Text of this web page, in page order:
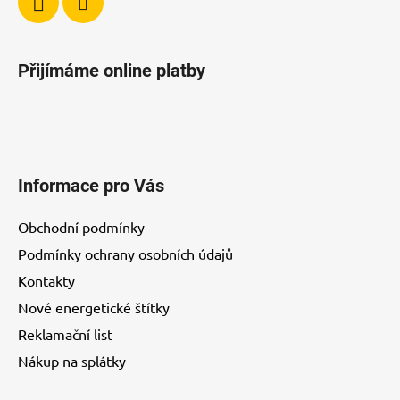
Přijímáme online platby
Informace pro Vás
Obchodní podmínky
Podmínky ochrany osobních údajů
Kontakty
Nové energetické štítky
Reklamační list
Nákup na splátky